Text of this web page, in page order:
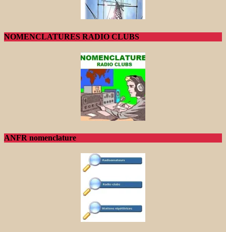
NOMENCLATURES RADIO CLUBS
ANFR nomenclature